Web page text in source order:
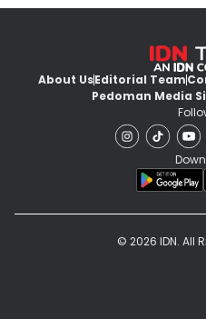
About UsEditorial Team
Pedoman Media
© 2026 IDN. All